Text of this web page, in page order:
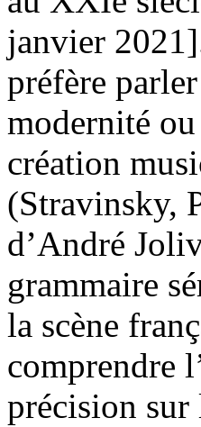
janvier
préfère
modernité
création
(Stravinsky,
d’André
grammaire
la scène
comprendre
précision sur